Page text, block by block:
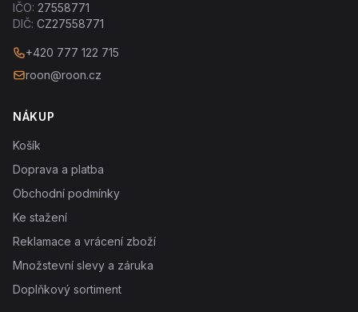
IČO: 27558771
DIČ: CZ27558771
+420 777 122 715
roon@roon.cz
NÁKUP
Košík
Doprava a platba
Obchodní podmínky
Ke stažení
Reklamace a vrácení zboží
Množstevní slevy a záruka
Doplňkový sortiment